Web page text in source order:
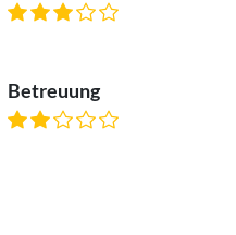
Betreuung